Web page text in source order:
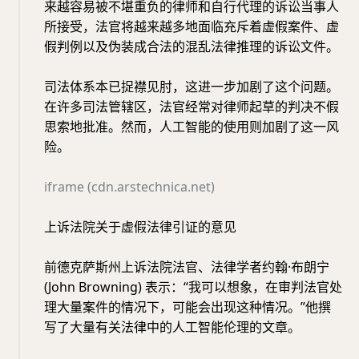
来越容易被不堪重负的律师和自行代理的诉讼当事人
所接受，法官将越来越多地面临充斥着虚假案件、虚
假判例以及伪装成合法的混乱法律推理的诉讼文件。
司法体系本已捉襟见肘，这进一步加剧了这个问题。
在许多司法管辖区，法官经常对律师起草的判决不假
思索地批准。然而，人工智能的使用则加剧了这一风
险。
iframe (cdn.arstechnica.net)
上诉法院关于虚假法律引证的意见
前德克萨斯州上诉法院法官、法律学者约翰·布朗宁
(John Browning) 表示：“我可以想象，在审判法官处
理大量案件的情况下，可能会出现这种情况。”他撰
写了大量有关法律中的人工智能伦理的文章。